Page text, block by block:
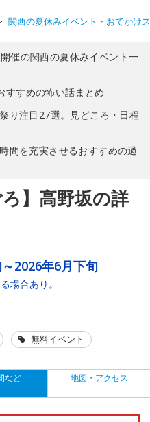
関西の夏休みイベント・おでかけ
催の関西の夏休みイベント一
すすめの怖い話まとめ
り注目27選。見どころ・日程
間を充実させるおすすめの過
】高野坂の詳
2026年6月下旬
場合あり。
無料イベント
など 地図・アクセス